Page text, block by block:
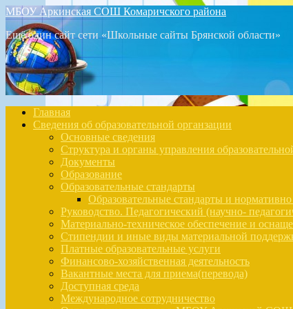
МБОУ Аркинская СОШ Комаричского района
Ещё один сайт сети «Школьные сайты Брянской области»
Главная
Сведения об образовательной органзации
Основные сведения
Структура и органы управления
Документы
Образование
Образовательные стандарты
Образовательные стандарты и
Руководство. Педагогический (научно-
Материально-техническое обеспечение и
Стипендии и иные виды материальной
Платные образовательные услуги
Финансово-хозяйственная деятельность
Вакантные места для приема(перевода)
Доступная среда
Международное сотрудничество